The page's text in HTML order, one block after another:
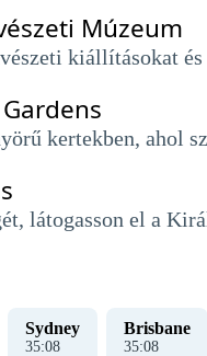
Múzeum
kiállításokat
kertekben, ahol
látogasson el a
Sydney
35:09
Brisbane
35:09